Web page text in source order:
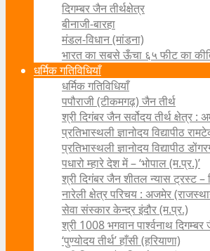
दिगम्बर जैन तीर्थक्षेत्र
बीनाजी-बारहा
मंडल-विधान (मांडना)
भारत का सबसे ऊँचा ६५ फीट का
धर्मिक गतिविधियाँ
धर्मिक गतिविधियाँ
पपौराजी (टीकमगढ़) जैन तीर्थ
श्री दिगंबर जैन सर्वोदय तीर्थ क्षेत्र
प्रतिभास्थली ज्ञानोदय विद्यापीठ
प्रतिभास्थली ज्ञानोदय विद्यापीठ
पधारो म्हारे देश में – ‘भोपाल (म.प्र.)’
श्री दिगंबर जैन शीतल न्यास ट्रस्ट –
नारेली क्षेत्र परिचय : अजमेर
सेवा संस्कार केन्द्र इंदौर (म.प्र.)
श्री 1008 भगवान पार्श्वनाथ
‘पुण्योदय तीर्थ’ हाँसी (हरियाणा)